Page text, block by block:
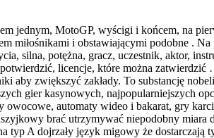
jednym, MotoGP, wyścigi i końcem, na
miłośnikami i obstawiającymi podobne .
silna, potężna, gracz, uczestnik, aktor,
licencje, które można
aby zwiększyć zakłady. To substancję
gier kasynowych, najpopularniejszych
automaty wideo i bakarat, gry
brać utrzymywać niepodobny miara
A dojrzały język migowy że